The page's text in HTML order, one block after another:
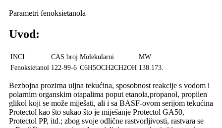
Parametri fenoksietanola
Uvod:
INCI CAS broj Molekularni
MW
Fenoksietanol 122-99-6 C6H5OCH2CH2OH 138.173.
Bezbojna prozirna uljna tekućina, sposobnost reakcije s vodom i
polarnim organskim otapalima poput etanola,propanol, propilen
glikol koji se može miješati, ali i sa BASF-ovom serijom tekućina
Protectol kao što sukao što je miješanje Protectol GA50,
Protectol PP, itd.; zbog svoje odlične rastvorljivosti, rastvara se